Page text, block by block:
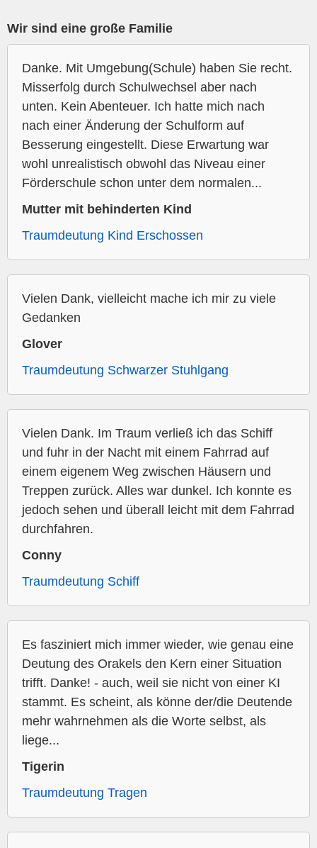
Wir sind eine große Familie
Danke. Mit Umgebung(Schule) haben Sie recht.
Misserfolg durch Schulwechsel aber nach
unten. Kein Abenteuer. Ich hatte mich nach
nach einer Änderung der Schulform auf
Besserung eingestellt. Diese Erwartung war
wohl unrealistisch obwohl das Niveau einer
Förderschule schon unter dem normalen...
Mutter mit behinderten Kind
Traumdeutung Kind Erschossen
Vielen Dank, vielleicht mache ich mir zu viele
Gedanken
Glover
Traumdeutung Schwarzer Stuhlgang
Vielen Dank. Im Traum verließ ich das Schiff
und fuhr in der Nacht mit einem Fahrrad auf
einem eigenem Weg zwischen Häusern und
Treppen zurück. Alles war dunkel. Ich konnte es
jedoch sehen und überall leicht mit dem Fahrrad
durchfahren.
Conny
Traumdeutung Schiff
Es fasziniert mich immer wieder, wie genau eine
Deutung des Orakels den Kern einer Situation
trifft. Danke! - auch, weil sie nicht von einer KI
stammt. Es scheint, als könne der/die Deutende
mehr wahrnehmen als die Worte selbst, als
liege...
Tigerin
Traumdeutung Tragen